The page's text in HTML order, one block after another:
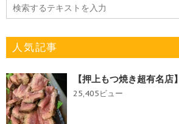
人気記事
【押上もつ焼き超有名店
25,405ビュー